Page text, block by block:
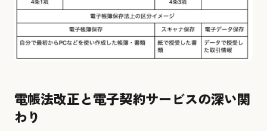
電帳法改正と電子契約サービスの深い関
わり